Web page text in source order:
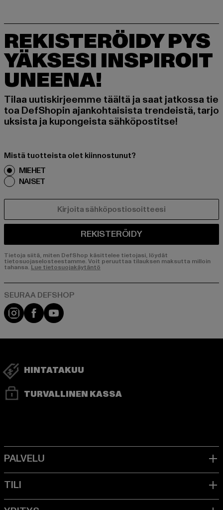
REKISTERÖIDY PYS
YÄKSESI INSPIROIT
UNEENA!
Tilaa uutiskirjeemme täältä ja saat jatkossa tie
toa DefShopin ajankohtaisista trendeistä, tarjo
uksista ja kupongeista sähköpostitse!
Mistä tuotteista olet kiinnostunut?
MIEHET
NAISET
REKISTERÖIDY
Tietoja siitä, miten DefShop käsittelee tietojasi, löydät
tietosuojaselosteestamme. Voit peruuttaa tilauksen maksutta milloin
tahansa. Lue tietosuojakäytäntö
Visit our Instagram page:
Visit our Facebook page:
Visit our YouTube channel:
HINTATAKUU
TURVALLINEN KASSA